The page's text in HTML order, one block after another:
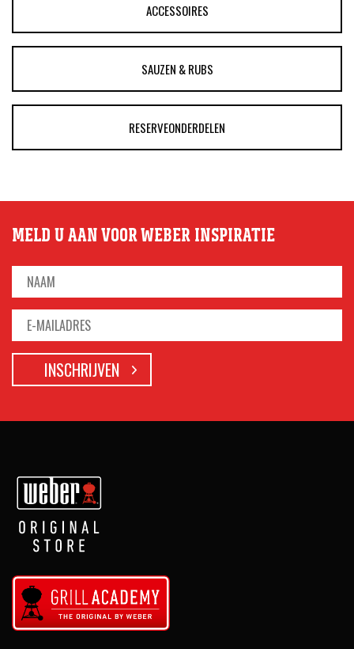
ACCESSOIRES
SAUZEN & RUBS
RESERVEONDERDELEN
MELD U AAN VOOR WEBER INSPIRATIE